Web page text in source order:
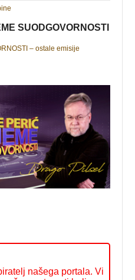
SUODGOVORNOSTI
– ostale emisije
našega portala. Vi